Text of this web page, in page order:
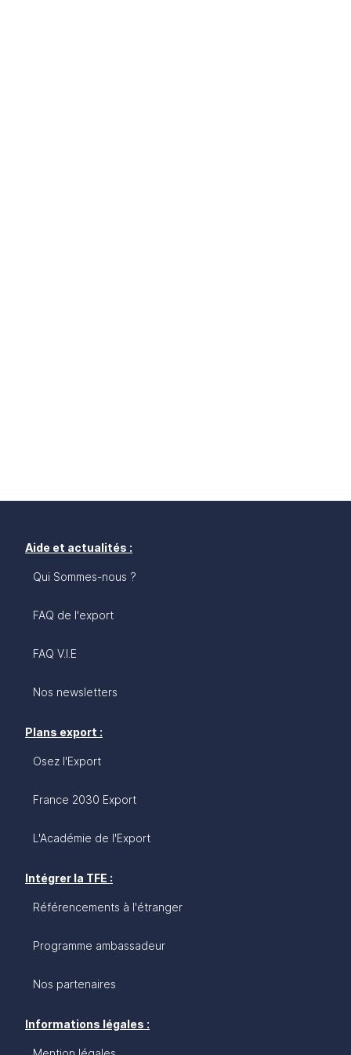
Aide et actualités :
Qui Sommes-nous ?
FAQ de l'export
FAQ V.I.E
Nos newsletters
Plans export :
Osez l'Export
France 2030 Export
L'Académie de l'Export
Intégrer la TFE :
Référencements à l'étranger
Programme ambassadeur
Nos partenaires
Informations légales :